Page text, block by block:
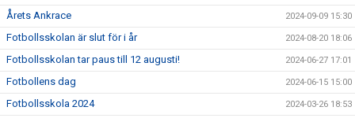
Årets Ankrace 2024-09-09 15:30
Fotbollsskolan är slut för i år 2024-08-20 18:06
Fotbollsskolan tar paus till 12 augusti! 2024-06-27 17:01
Fotbollens dag 2024-06-15 15:00
Fotbollsskola 2024 2024-03-26 18:53